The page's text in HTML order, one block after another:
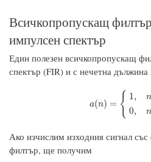
Всичкопропускащ
импулсен спектър
Един полезен всичкопропускащ
спектър (FIR) и с нечетна дължина
a(n) = { 1,
0,
n
n
a(n)= {1 n N− 20
Ако изчислим изходния сигнал
филтър, ще получим